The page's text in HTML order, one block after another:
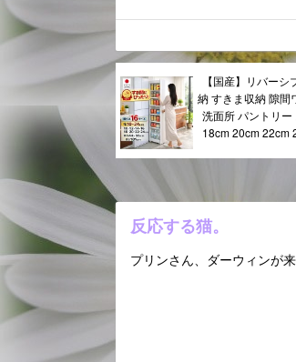
【国産】リバー
納 すきま収納 隙間
洗面所 パントリ
18cm 20cm 22cm
反応する猫。
プリンさん、ダーウィンが